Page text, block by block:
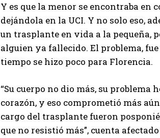
Y es que la menor se encontraba en
dejándola en la UCI. Y no solo eso,
un trasplante en vida a la pequeña,
alguien ya fallecido. El problema,
tiempo se hizo poco para Florencia.
“Su cuerpo no dio más, su problema
corazón, y eso comprometió más
cargo del trasplante fueron
que no resistió más”, cuenta